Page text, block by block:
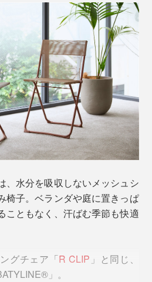
、水分を吸収しないメッシュシ
椅子。ベランダや庭に置きっぱ
こともなく、汗ばむ季節も快適
グチェア「R CLIP 」と同じ、
」。